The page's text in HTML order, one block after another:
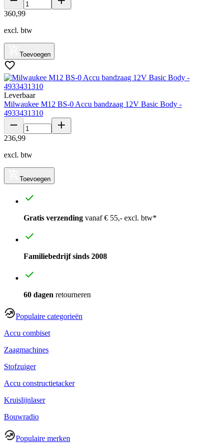
360,99
excl. btw
Toevoegen
Leverbaar
Milwaukee M12 BS-0 Accu bandzaag 12V Basic Body -
4933431310
236,99
excl. btw
Toevoegen
Gratis verzending vanaf € 55,- excl. btw*
Familiebedrijf sinds 2008
60 dagen retourneren
Populaire categorieën
Accu combiset
Zaagmachines
Stofzuiger
Accu constructietacker
Kruislijnlaser
Bouwradio
Populaire merken